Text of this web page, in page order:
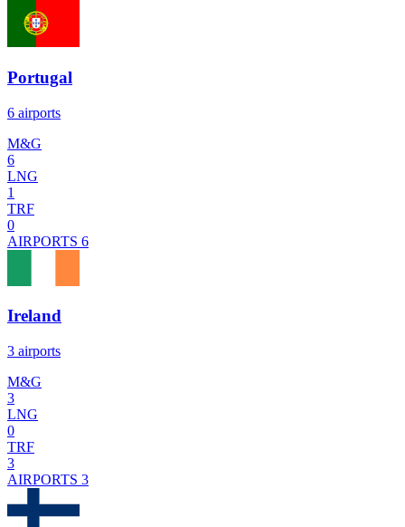
Portugal
6 airports
M&G
6
LNG
1
TRF
0
AIRPORTS 6
Ireland
3 airports
M&G
3
LNG
0
TRF
3
AIRPORTS 3